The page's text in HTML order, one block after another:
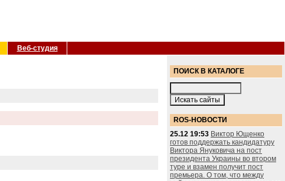
Веб-студия
ПОИСК В КАТАЛОГЕ
ROS-НОВОСТИ
25.12 19:53 Виктор Ющенко
готов поддержать кандидатуру
Виктора Януковича на пост
президента Украины во втором
туре и взамен получит пост
премьера. О том, что между